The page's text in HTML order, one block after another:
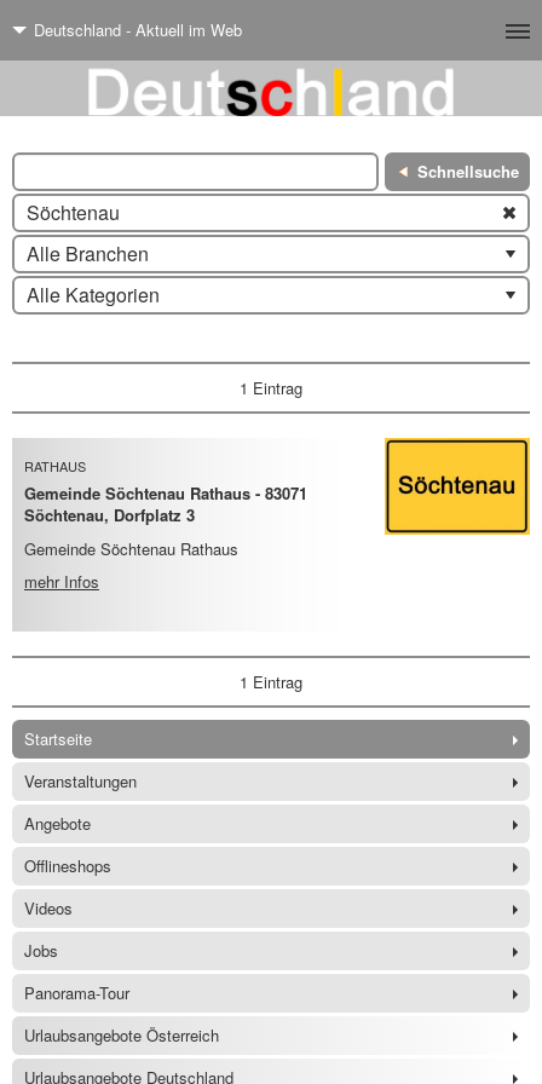
Deutschland - Aktuell im Web
Schnellsuche
Söchtenau
Alle Branchen
Alle Kategorien
1 Eintrag
RATHAUS
Gemeinde Söchtenau Rathaus - 83071
Söchtenau, Dorfplatz 3
Gemeinde Söchtenau Rathaus
mehr Infos
1 Eintrag
Startseite
Veranstaltungen
Angebote
Offlineshops
Videos
Jobs
Panorama-Tour
Urlaubsangebote Österreich
Urlaubsangebote Deutschland